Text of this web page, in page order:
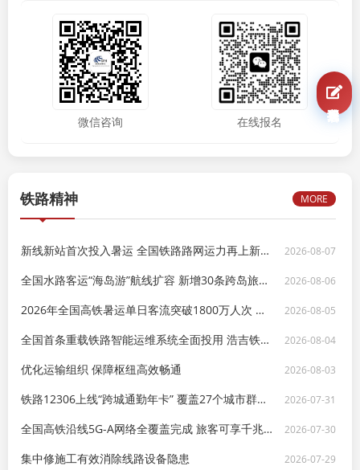
微信咨询 在线报名
铁路精神 MORE
新线新站首次投入暑运 全国铁路路网运力再上新台阶 2026-08-07
全国水路客运“海岛游”航线扩容 新增30条跨岛旅游专线 2026-08-06
2026年全国高铁暑运单日客流突破1800万人次 创历史新高 2026-08-05
全国首条重载铁路智能运维系统全面投用 浩吉铁路年运量有望突破1.2亿吨 2026-08-04
优化运输组织 保障枢纽高效畅通 2026-08-03
铁路12306上线“跨城通勤年卡” 覆盖27个城市群降低上班族出行成本 2026-07-31
全国高铁沿线5G-A网络全覆盖完成 旅客可享千兆车载体验 2026-07-30
集中修施工有效消除线路设备隐患 2026-07-29
我要报名